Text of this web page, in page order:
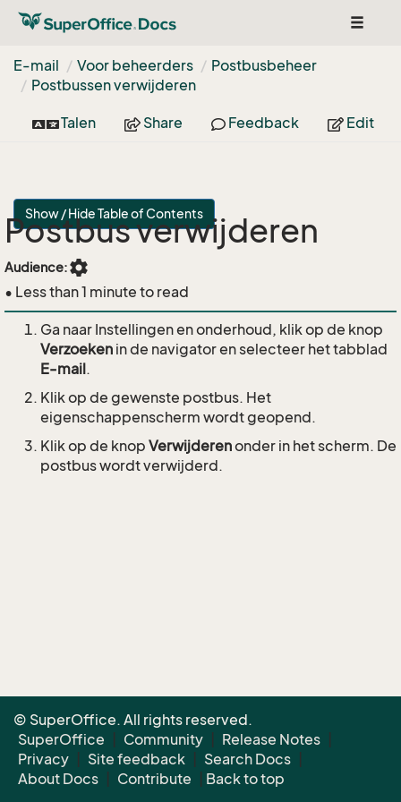
Toggle
E-mail
Voor beheerders
Postbusbeheer
Postbussen verwijderen
Talen Share Feedback Edit
Show / Hide Table of Contents
Postbus verwijderen
Audience:settings
• Less than 1 minute to read
Ga naar Instellingen en onderhoud, klik op de knop
Verzoeken in de navigator en selecteer het tabblad
E-mail.
Klik op de gewenste postbus. Het
eigenschappenscherm wordt geopend.
Klik op de knop Verwijderenonder in het scherm. De
postbus wordt verwijderd.
© SuperOffice. All rights reserved.
SuperOffice
Community Release Notes
Privacy
Site feedback Search Docs
About Docs
Contribute Back to top